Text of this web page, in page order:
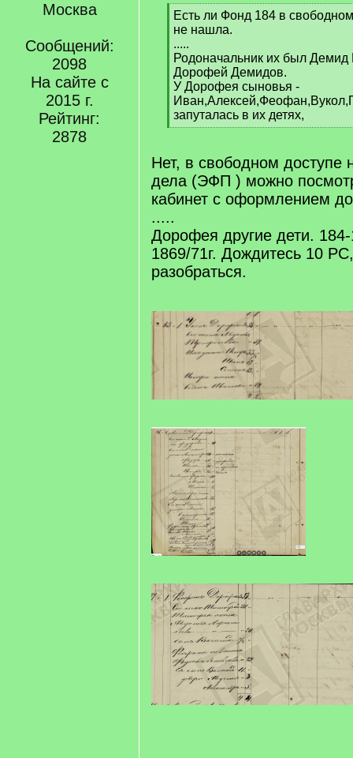
Москва
Сообщений:
2098
На сайте с
2015 г.
Рейтинг:
2878
[
q
Есть ли Фонд 184 в
не нашла.
.....
Родоначальник их был Демид
Дорофей Демидов.
У Дорофея сыновья -
запуталась в их детях,
[
q
]
Нет, в свободном доступе
дела (ЭФП ) можно
кабинет с оформлением
.....
Дорофея другие дети.
1869/71г. Дождитесь 10
разобраться.